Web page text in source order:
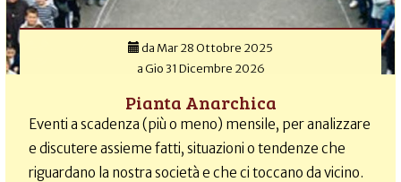
da Mar 28 Ottobre 2025
aGio 31 Dicembre 2026
Pianta Anarchica
Eventi a scadenza (più o meno) mensile, per analizzare
e discutere assieme fatti, situazioni o tendenze che
riguardano la nostra società e che ci toccano da vicino.